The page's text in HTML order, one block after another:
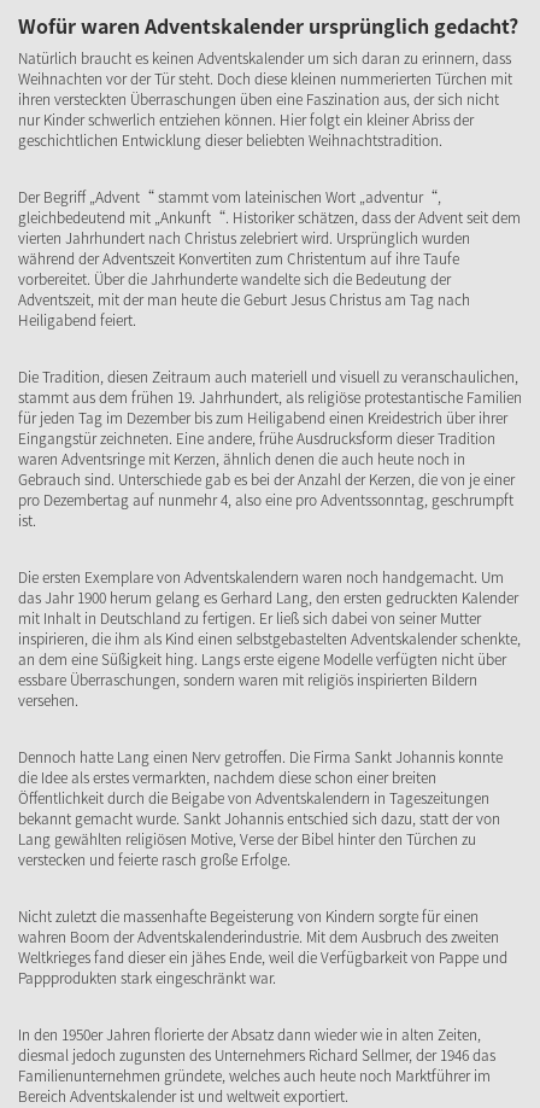
Wofür waren Adventskalender ursprünglich gedacht?
Natürlich braucht es keinen Adventskalender um sich daran zu erinnern, dass
Weihnachten vor der Tür steht. Doch diese kleinen nummerierten Türchen mit
ihren versteckten Überraschungen üben eine Faszination aus, der sich nicht
nur Kinder schwerlich entziehen können. Hier folgt ein kleiner Abriss der
geschichtlichen Entwicklung dieser beliebten Weihnachtstradition.
Der Begriff „Advent“ stammt vom lateinischen Wort „adventur“,
gleichbedeutend mit „Ankunft“. Historiker schätzen, dass der Advent seit dem
vierten Jahrhundert nach Christus zelebriert wird. Ursprünglich wurden
während der Adventszeit Konvertiten zum Christentum auf ihre Taufe
vorbereitet. Über die Jahrhunderte wandelte sich die Bedeutung der
Adventszeit, mit der man heute die Geburt Jesus Christus am Tag nach
Heiligabend feiert.
Die Tradition, diesen Zeitraum auch materiell und visuell zu veranschaulichen,
stammt aus dem frühen 19. Jahrhundert, als religiöse protestantische Familien
für jeden Tag im Dezember bis zum Heiligabend einen Kreidestrich über ihrer
Eingangstür zeichneten. Eine andere, frühe Ausdrucksform dieser Tradition
waren Adventsringe mit Kerzen, ähnlich denen die auch heute noch in
Gebrauch sind. Unterschiede gab es bei der Anzahl der Kerzen, die von je einer
pro Dezembertag auf nunmehr 4, also eine pro Adventssonntag, geschrumpft
ist.
Die ersten Exemplare von Adventskalendern waren noch handgemacht. Um
das Jahr 1900 herum gelang es Gerhard Lang, den ersten gedruckten Kalender
mit Inhalt in Deutschland zu fertigen. Er ließ sich dabei von seiner Mutter
inspirieren, die ihm als Kind einen selbstgebastelten Adventskalender schenkte,
an dem eine Süßigkeit hing. Langs erste eigene Modelle verfügten nicht über
essbare Überraschungen, sondern waren mit religiös inspirierten Bildern
versehen.
Dennoch hatte Lang einen Nerv getroffen. Die Firma Sankt Johannis konnte
die Idee als erstes vermarkten, nachdem diese schon einer breiten
Öffentlichkeit durch die Beigabe von Adventskalendern in Tageszeitungen
bekannt gemacht wurde. Sankt Johannis entschied sich dazu, statt der von
Lang gewählten religiösen Motive, Verse der Bibel hinter den Türchen zu
verstecken und feierte rasch große Erfolge.
Nicht zuletzt die massenhafte Begeisterung von Kindern sorgte für einen
wahren Boom der Adventskalenderindustrie. Mit dem Ausbruch des zweiten
Weltkrieges fand dieser ein jähes Ende, weil die Verfügbarkeit von Pappe und
Pappprodukten stark eingeschränkt war.
In den 1950er Jahren florierte der Absatz dann wieder wie in alten Zeiten,
diesmal jedoch zugunsten des Unternehmers Richard Sellmer, der 1946 das
Familienunternehmen gründete, welches auch heute noch Marktführer im
Bereich Adventskalender ist und weltweit exportiert.